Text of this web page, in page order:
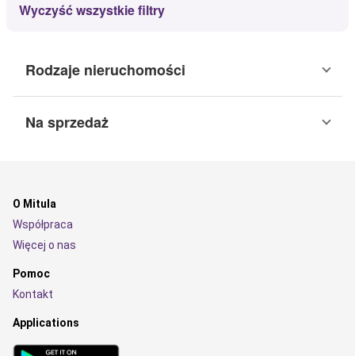
Wyczyść wszystkie filtry
Rodzaje nieruchomości
Na sprzedaż
O Mitula
Współpraca
Więcej o nas
Pomoc
Kontakt
Applications